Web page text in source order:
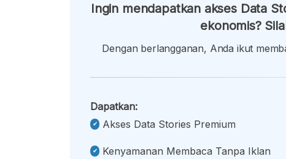
Ingin mendapatkan akses Data
ekonomis?
Dengan berlangganan, Anda ikut
Dapatkan:
Akses Data Stories Premium
Kenyamanan Membaca Tanpa Iklan